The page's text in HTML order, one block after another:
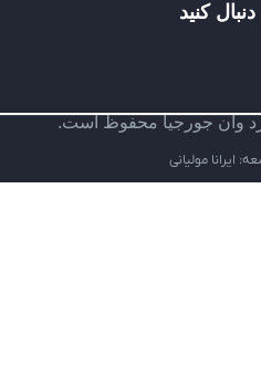
کنید
وان جورجیا محفوظ است.
ایرانا مولیانی